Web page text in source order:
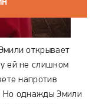
открывает
ей не слишком
напротив
Но однажды Эмили